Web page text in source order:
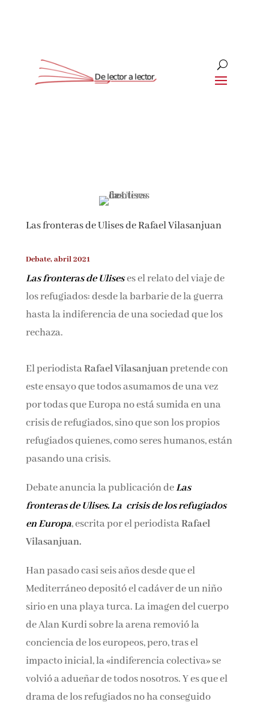
Las fronteras de Ulises de Rafael Vilasanjuan
Debate, abril 2021
Las fronteras de Uliseses el relato del viaje de
los refugiados: desde la barbarie de la guerra
hasta la indiferencia de una sociedad que los
rechaza.
El periodistaRafael Vilasanjuanpretende con
este ensayo que todos asumamos de una vez
por todas que Europa no está sumida en una
crisis de refugiados, sino que son los propios
refugiados quienes, como seres humanos, están
pasando una crisis.
Debate anuncia la publicación deLas
fronteras de Ulises. La crisis de los refugiados
en Europa, escrita por el periodistaRafael
Vilasanjuan.
Han pasado casi seis años desde que el
Mediterráneo depositó el cadáver de un niño
sirio en una playa turca. La imagen del cuerpo
de Alan Kurdi sobre la arena removió la
conciencia de los europeos, pero, tras el
impacto inicial, la «indiferencia colectiva» se
volvió a adueñar de todos nosotros. Y es que el
drama de los refugiados no ha conseguido
Suscríbete
Únete a nuestra comunidad de amantes de la
Nombre*
Por favor, acepta lostérminos y condiciones